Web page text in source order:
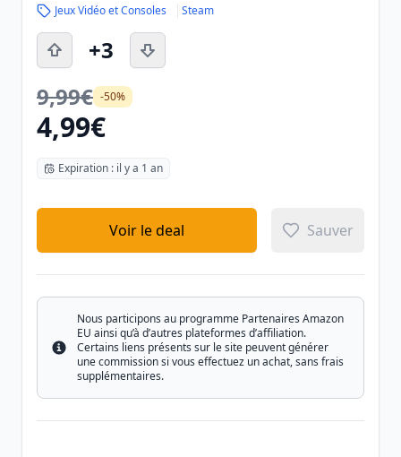
Jeux Vidéo et Consoles Steam
+3
9,99€ -50%
4,99€
Expiration : il y a 1 an
Voir le deal Sauver
Info
Nous participons au programme Partenaires Amazon
EU ainsi qu’à d’autres plateformes d’affiliation.
Certains liens présents sur le site peuvent générer
une commission si vous effectuez un achat, sans frais
supplémentaires.